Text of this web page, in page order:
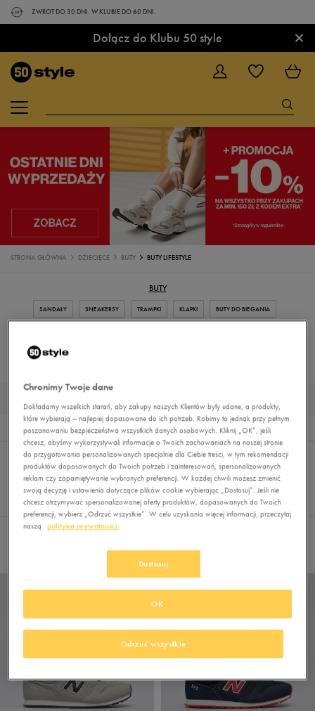
ZWROT DO 30 DNI. W KLUBIE DO 60 DNI.
Dołącz do Klubu 50 style ×
STRONA GŁÓWNA DZIECIĘCE BUTY BUTY LIFESTYLE
BUTY
SANDAŁY SNEAKERSY TRAMPKI KLAPKI BUTY DO BIEGANIA
3
Wyniki
Sortuj:
REKOMENDOWANE
FILTRUJ (1)
Pokaż
60
z 3
Chronimy Twoje dane
Dokładamy wszelkich starań, aby zakupy naszych Klientów były udane, a produkty,
które wybierają – najlepiej dopasowane do ich potrzeb. Robimy to jednak przy pełnym
poszanowaniu bezpieczeństwa wszystkich danych osobowych. Kliknij „OK”, jeśli
chcesz, abyśmy wykorzystywali informacje o Twoich zachowaniach na naszej stronie
do przygotowania personalizowanych specjalnie dla Ciebie treści, w tym rekomendacji
produktów dopasowanych do Twoich potrzeb i zainteresowań, spersonalizowanych
reklam czy zapamiętywanie wybranych preferencji. W każdej chwili możesz zmienić
swoją decyzję i ustawienia dotyczące plików cookie wybierając „Dostosuj”. Jeśli nie
chcesz otrzymywać spersonalizowanej oferty produktów, dopasowanych do Twoich
preferencji, wybierz „Odrzuć wszystkie”. W celu uzyskania więcej informacji, przeczytaj
naszą
politykę prywatności.
Dostosuj
Odrzuć wszystkie
OK